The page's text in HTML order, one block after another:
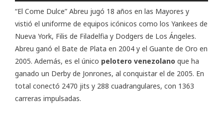
“El Come Dulce” Abreu jugó 18 años en las Mayores y
vistió el uniforme de equipos icónicos como los Yankees de
Nueva York, Filis de Filadelfia y Dodgers de Los Ángeles.
Abreu ganó el Bate de Plata en 2004 y el Guante de Oro en
2005. Además, es el único pelotero venezolano que ha
ganado un Derby de Jonrones, al conquistar el de 2005. En
total conectó 2470 jits y 288 cuadrangulares, con 1363
carreras impulsadas.